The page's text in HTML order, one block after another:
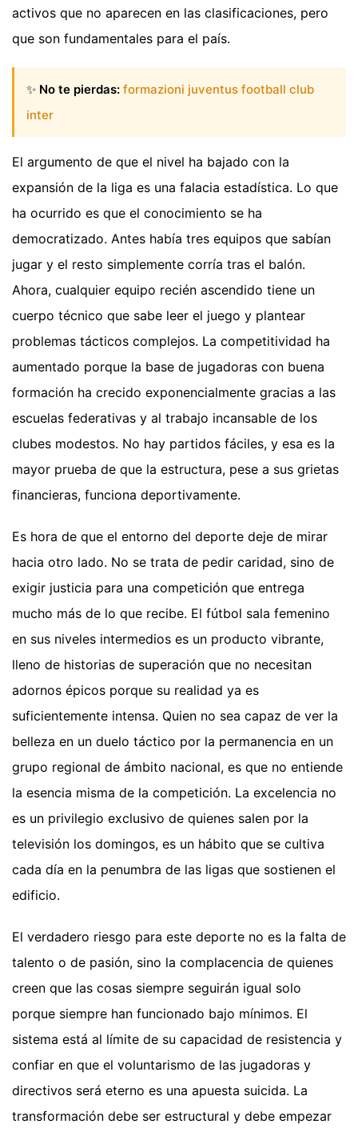
activos que no aparecen en las clasificaciones, pero
que son fundamentales para el país.
✨ No te pierdas: formazioni juventus football club
inter
El argumento de que el nivel ha bajado con la
expansión de la liga es una falacia estadística. Lo que
ha ocurrido es que el conocimiento se ha
democratizado. Antes había tres equipos que sabían
jugar y el resto simplemente corría tras el balón.
Ahora, cualquier equipo recién ascendido tiene un
cuerpo técnico que sabe leer el juego y plantear
problemas tácticos complejos. La competitividad ha
aumentado porque la base de jugadoras con buena
formación ha crecido exponencialmente gracias a las
escuelas federativas y al trabajo incansable de los
clubes modestos. No hay partidos fáciles, y esa es la
mayor prueba de que la estructura, pese a sus grietas
financieras, funciona deportivamente.
Es hora de que el entorno del deporte deje de mirar
hacia otro lado. No se trata de pedir caridad, sino de
exigir justicia para una competición que entrega
mucho más de lo que recibe. El fútbol sala femenino
en sus niveles intermedios es un producto vibrante,
lleno de historias de superación que no necesitan
adornos épicos porque su realidad ya es
suficientemente intensa. Quien no sea capaz de ver la
belleza en un duelo táctico por la permanencia en un
grupo regional de ámbito nacional, es que no entiende
la esencia misma de la competición. La excelencia no
es un privilegio exclusivo de quienes salen por la
televisión los domingos, es un hábito que se cultiva
cada día en la penumbra de las ligas que sostienen el
edificio.
El verdadero riesgo para este deporte no es la falta de
talento o de pasión, sino la complacencia de quienes
creen que las cosas siempre seguirán igual solo
porque siempre han funcionado bajo mínimos. El
sistema está al límite de su capacidad de resistencia y
confiar en que el voluntarismo de las jugadoras y
directivos será eterno es una apuesta suicida. La
transformación debe ser estructural y debe empezar